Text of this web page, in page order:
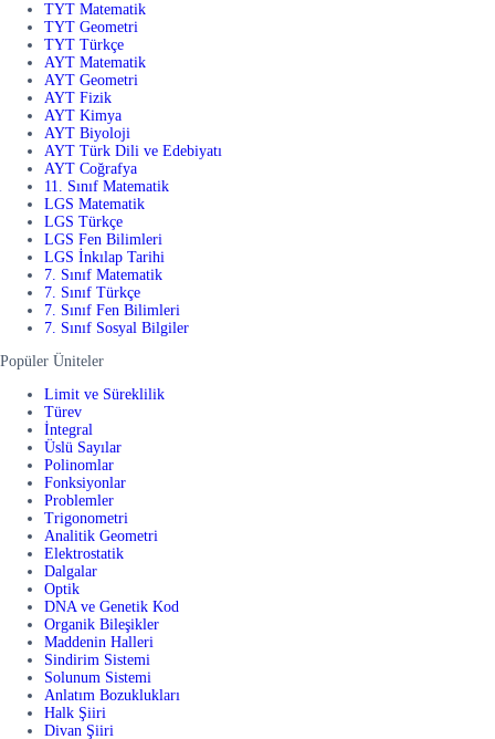
TYT Matematik
TYT Geometri
TYT Türkçe
AYT Matematik
AYT Geometri
AYT Fizik
AYT Kimya
AYT Biyoloji
AYT Türk Dili ve Edebiyatı
AYT Coğrafya
11. Sınıf Matematik
LGS Matematik
LGS Türkçe
LGS Fen Bilimleri
LGS İnkılap Tarihi
7. Sınıf Matematik
7. Sınıf Türkçe
7. Sınıf Fen Bilimleri
7. Sınıf Sosyal Bilgiler
Popüler Üniteler
Limit ve Süreklilik
Türev
İntegral
Üslü Sayılar
Polinomlar
Fonksiyonlar
Problemler
Trigonometri
Analitik Geometri
Elektrostatik
Dalgalar
Optik
DNA ve Genetik Kod
Organik Bileşikler
Maddenin Halleri
Sindirim Sistemi
Solunum Sistemi
Anlatım Bozuklukları
Halk Şiiri
Divan Şiiri